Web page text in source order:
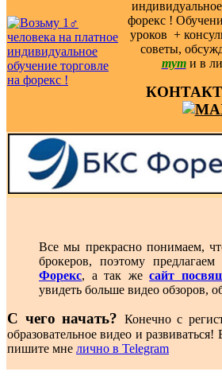
форекс !
уроков ️ +
советы,
тут и в
Все мы прекрасно понимаем,
брокеров, поэтому
Форекс, а так жесайт
увидеть больше видео обзоров,
С чего начать? Конечно с
образовательное видео и
пишите мне лично в Telegram